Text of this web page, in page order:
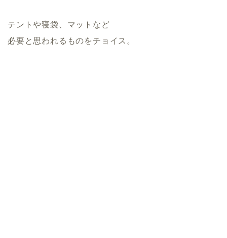
テントや寝袋、マットなど
必要と思われるものをチョイス。